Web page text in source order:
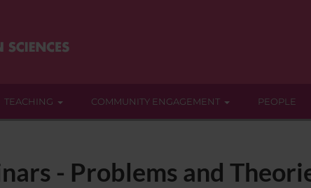
TEACHING COMMUNITY ENGAGEMENT PEOPLE
- Problems and